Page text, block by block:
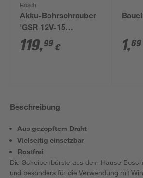
Bosch
Akku-Bohrschrauber
'GSR 12V-15
Professional' mit 2
Akkus, Tasche und
119,99 € 1,69
Beschreibung
Aus gezopftem Draht
Vielseitig einsetzbar
Rostfrei
Die Scheibenbürste aus dem Hause
und besonders für die Verwendung mit